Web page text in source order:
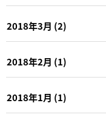
2018年3月 (2)
2018年2月 (1)
2018年1月 (1)